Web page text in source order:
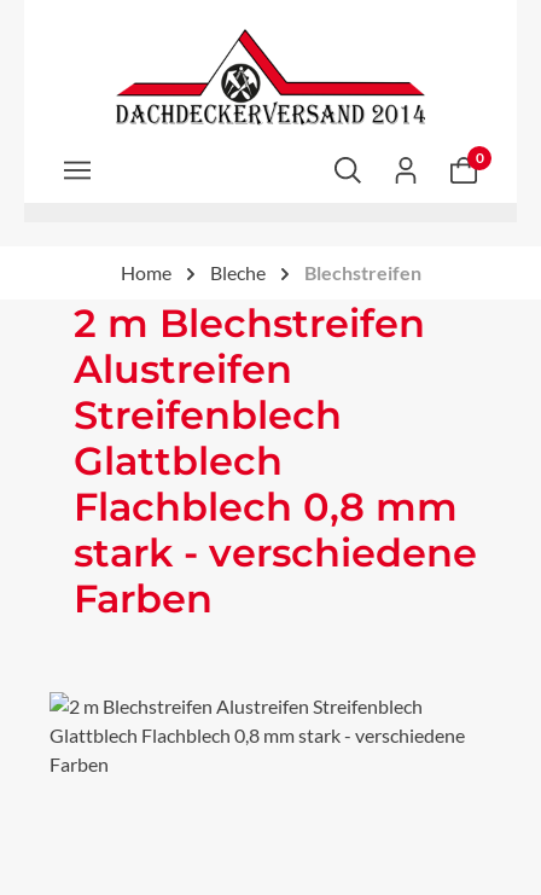
Zum Hauptinhalt springen
0
Home Bleche Blechstreifen
2 m Blechstreifen
Alustreifen
Streifenblech
Glattblech
Flachblech 0,8 mm
stark - verschiedene
Farben
Bildergalerie überspringen